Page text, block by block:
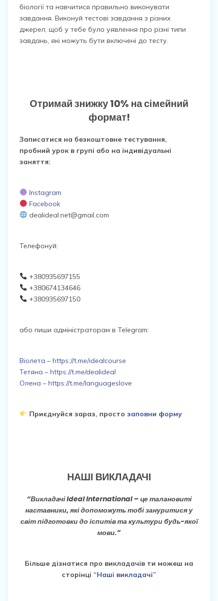
біології та навчитися правильно виконувати
завдання. Виконуй тестові завдання з різних
джерел, щоб у тебе було уявлення про різні типи
завдань, які можуть бути включені до тесту.
Отримай знижку 10% на сімейний
формат!
Записатися на безкоштовне тестування,
пробний урок в групі або на індивідуальні
заняття:
Instagram
Facebook
dealideal.net@gmail.com
Телефонуй:
+380935697155
+380674134646
+380935697150
або пиши адміністраторам в Telegram:
Віолета – https://t.me/idealcourse
Тетяна – https://t.me/dealideal
Олена – https://t.me/languageslove
Приєднуйся зараз, просто заповни форму
НАШІ ВИКЛАДАЧІ
“Викладачі Ideal International – це талановиті
наставники, які допоможуть тобі зануритися у
світ підготовки до іспитів та культури будь-якої
мови.”
Більше дізнатися про викладачів ти можеш на
сторінці “Наші викладачі”